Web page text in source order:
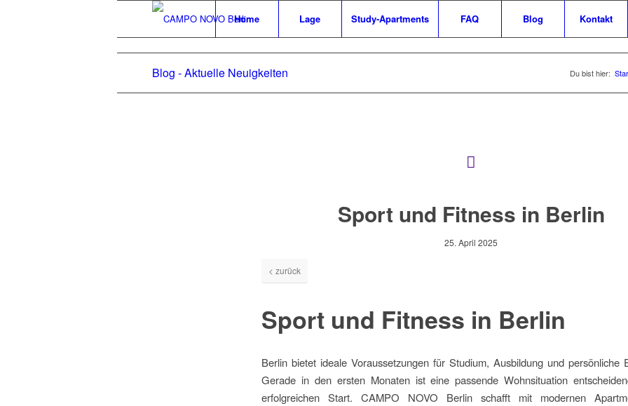
Home Lage Study-Apartments FAQ Blog Kontakt
STUDY-APARTMENTS CAMPO NOVO
Das neue Studentenwohnheim CAMPO NOVO Berlin bietet eine ansprechende Wohnlösung für Schüler,
Ausbildungsverhältnis zu einer fairen All-inclusive-Miete.
Blog - Aktuelle Neuigkeiten Du bist hier:
Sport und Fitness in Berlin
25. April 2025
< zurück
Sport und Fitness in Berlin
Berlin bietet ideale Voraussetzungen für Studium, Ausbildung und persönliche
Gerade in den ersten Monaten ist eine passende Wohnsituation
erfolgreichen Start. CAMPO NOVO Berlin schafft mit modernen